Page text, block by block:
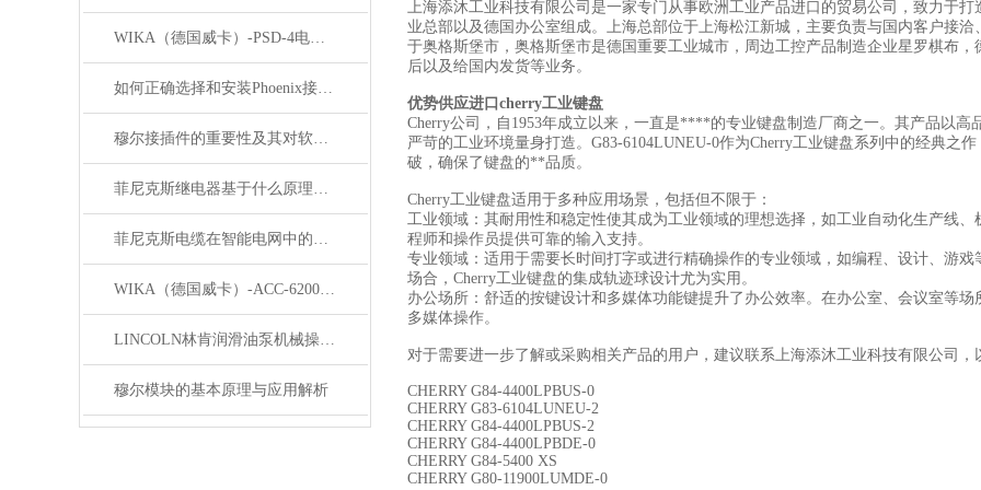
WIKA（德国威卡）-PSD-4电子压力开关
如何正确选择和安装Phoenix接插件以确保其性能？
穆尔接插件的重要性及其对软件开发的影响
菲尼克斯继电器基于什么原理工作？
菲尼克斯电缆在智能电网中的应用
WIKA（德国威卡）-ACC-6200系列压力变送器简介
LINCOLN林肯润滑油泵机械操作原理
穆尔模块的基本原理与应用解析
上海添沐工业科技有限公司是一家专门从事欧洲工业产品进口的贸易公司，致力于
业总部以及德国办公室组成。上海总部位于上海松江新城，主要负责与国内客户接
于奥格斯堡市，奥格斯堡市是德国重要工业城市，周边工控产品制造企业星罗棋布
后以及给国内发货等业务。
优势供应进口cherry工业键盘
Cherry公司，自1953年成立以来，一直是****的专业键盘制造厂商之一。其产品以
严苛的工业环境量身打造。G83-6104LUNEU-0作为Cherry工业键盘系列中的经典之
破，确保了键盘的**品质。
Cherry工业键盘适用于多种应用场景，包括但不限于：
工业领域：其耐用性和稳定性使其成为工业领域的理想选择，如工业自动化生产线
程师和操作员提供可靠的输入支持。
专业领域：适用于需要长时间打字或进行精确操作的专业领域，如编程、设计、游
场合，Cherry工业键盘的集成轨迹球设计尤为实用。
办公场所：舒适的按键设计和多媒体功能键提升了办公效率。在办公室、会议室等
多媒体操作。
对于需要进一步了解或采购相关产品的用户，建议联系上海添沐工业科技有限公司
CHERRY G84-4400LPBUS-0
CHERRY G83-6104LUNEU-2
CHERRY G84-4400LPBUS-2
CHERRY G84-4400LPBDE-0
CHERRY G84-5400 XS
CHERRY G80-11900LUMDE-0